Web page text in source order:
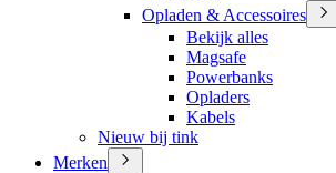
Opladen & Accessoires
Bekijk alles
Magsafe
Powerbanks
Opladers
Kabels
Nieuw bij tink
Merken